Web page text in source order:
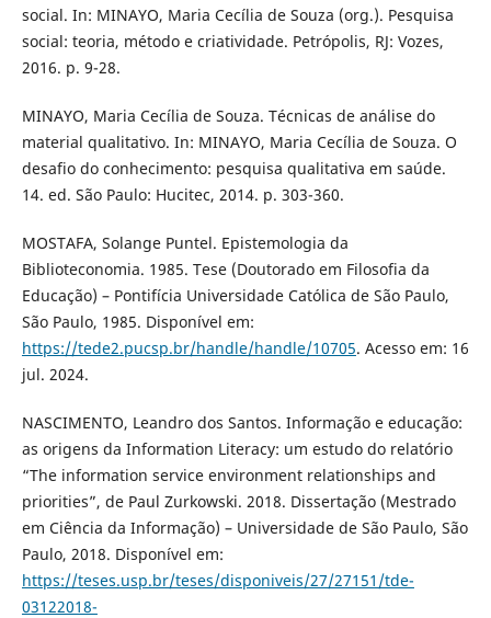
social. In: MINAYO, Maria Cecília de Souza (org.). Pesquisa
social: teoria, método e criatividade. Petrópolis, RJ: Vozes,
2016. p. 9-28.
MINAYO, Maria Cecília de Souza. Técnicas de análise do
material qualitativo. In: MINAYO, Maria Cecília de Souza. O
desafio do conhecimento: pesquisa qualitativa em saúde.
14. ed. São Paulo: Hucitec, 2014. p. 303-360.
MOSTAFA, Solange Puntel. Epistemologia da
Biblioteconomia. 1985. Tese (Doutorado em Filosofia da
Educação) – Pontifícia Universidade Católica de São Paulo,
São Paulo, 1985. Disponível em:
https://tede2.pucsp.br/handle/handle/10705. Acesso em: 16
jul. 2024.
NASCIMENTO, Leandro dos Santos. Informação e educação:
as origens da Information Literacy: um estudo do relatório
“The information service environment relationships and
priorities”, de Paul Zurkowski. 2018. Dissertação (Mestrado
em Ciência da Informação) – Universidade de São Paulo, São
Paulo, 2018. Disponível em:
https://teses.usp.br/teses/disponiveis/27/27151/tde-
03122018-